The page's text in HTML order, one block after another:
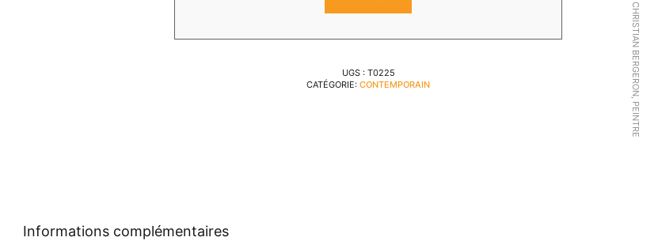
CHRISTIAN BERGERON, PEINTRE
UGS : T0225
CATÉGORIE: CONTEMPORAIN
Informations complémentaires